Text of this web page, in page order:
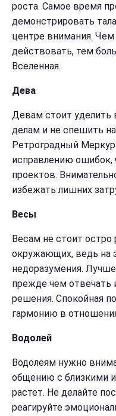
роста. Самое время
демонстрировать
центре внимания.
действовать, тем
Вселенная.
Дева
Девам стоит
делам и не спешить
Ретроградный
исправлению
проектов.
избежать лишних
Весы
Весам не стоит остро
окружающих, ведь на
недоразумения.
прежде чем
решения. Спокойная
гармонию в
Водолей
Водолеям нужно
общению с близкими
растет. Не делайте
реагируйте